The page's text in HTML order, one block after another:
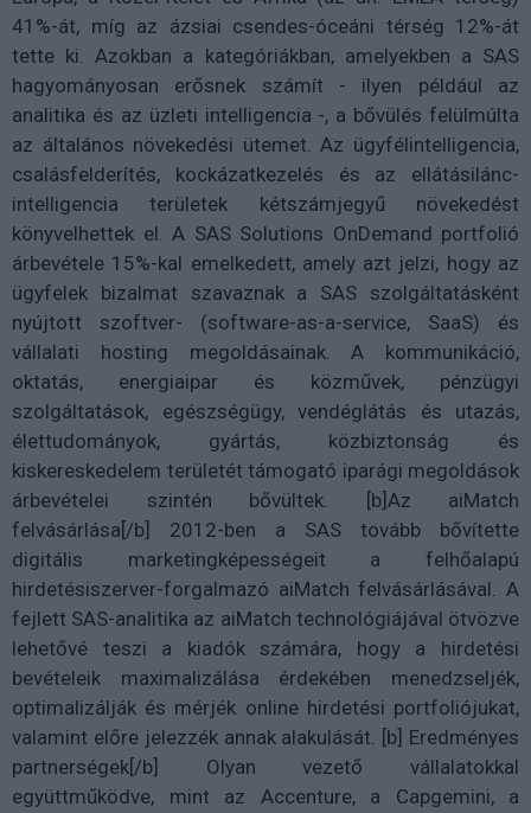
41%-át, míg az ázsiai csendes-óceáni térség 12%-át
tette ki. Azokban a kategóriákban, amelyekben a SAS
hagyományosan erősnek számít - ilyen például az
analitika és az üzleti intelligencia -, a bővülés felülmúlta
az általános növekedési ütemet. Az ügyfélintelligencia,
csalásfelderítés, kockázatkezelés és az ellátásilánc-
intelligencia területek kétszámjegyű növekedést
könyvelhettek el. A SAS Solutions OnDemand portfolió
árbevétele 15%-kal emelkedett, amely azt jelzi, hogy az
ügyfelek bizalmat szavaznak a SAS szolgáltatásként
nyújtott szoftver- (software-as-a-service, SaaS) és
vállalati hosting megoldásainak. A kommunikáció,
oktatás, energiaipar és közművek, pénzügyi
szolgáltatások, egészségügy, vendéglátás és utazás,
élettudományok, gyártás, közbiztonság és
kiskereskedelem területét támogató iparági megoldások
árbevételei szintén bővültek. [b]Az aiMatch
felvásárlása[/b] 2012-ben a SAS tovább bővítette
digitális marketingképességeit a felhőalapú
hirdetésiszerver-forgalmazó aiMatch felvásárlásával. A
fejlett SAS-analitika az aiMatch technológiájával ötvözve
lehetővé teszi a kiadók számára, hogy a hirdetési
bevételeik maximalizálása érdekében menedzseljék,
optimalizálják és mérjék online hirdetési portfoliójukat,
valamint előre jelezzék annak alakulását. [b] Eredményes
partnerségek[/b] Olyan vezető vállalatokkal
együttműködve, mint az Accenture, a Capgemini, a